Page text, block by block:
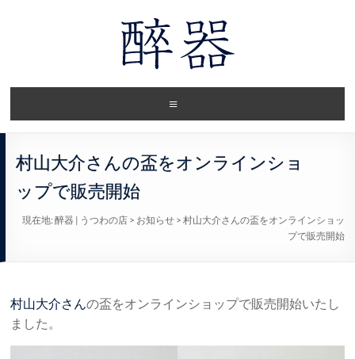
村山大介さんの盃をオンラインショ
ップで販売開始
現在地: 醉器 | うつわの店> お知らせ> 村山大介さんの盃をオンラインショッ
プで販売開始
村山大介さんの盃をオンラインショップで販売開始いたし
ました。